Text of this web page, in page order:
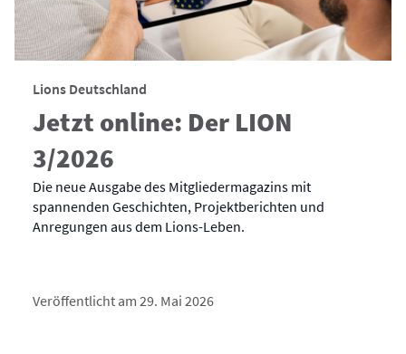
Lions Deutschland
Jetzt online: Der LION
3/2026
Die neue Ausgabe des Mitgliedermagazins mit
spannenden Geschichten, Projektberichten und
Anregungen aus dem Lions-Leben.
Veröffentlicht am 29. Mai 2026